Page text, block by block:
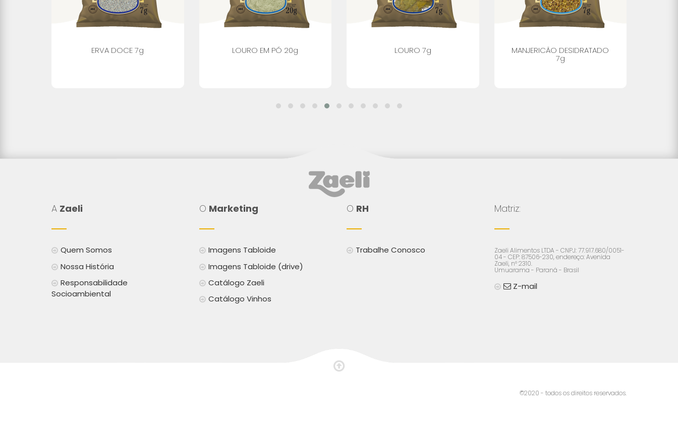
ERVA DOCE 7g LOURO EM PÓ 20g LOURO 7g MANJERICÃO DESIDRATADO
7g
A Zaeli
Quem Somos
Nossa História
Responsabilidade
Socioambiental
O Marketing
Imagens Tabloide
Imagens Tabloide (drive)
Catálogo Zaeli
Catálogo Vinhos
O RH
Trabalhe Conosco
Matriz:
Zaeli Alimentos LTDA - CNPJ: 77.917.680/0051-
04 - CEP: 87506-230, endereço: Avenida
Zaeli, n° 2310.
Umuarama - Paraná - Brasil
Z-mail
©2020 - todos os direitos reservados.